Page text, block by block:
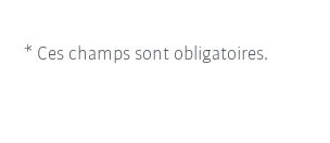
* Ces champs sont obligatoires.